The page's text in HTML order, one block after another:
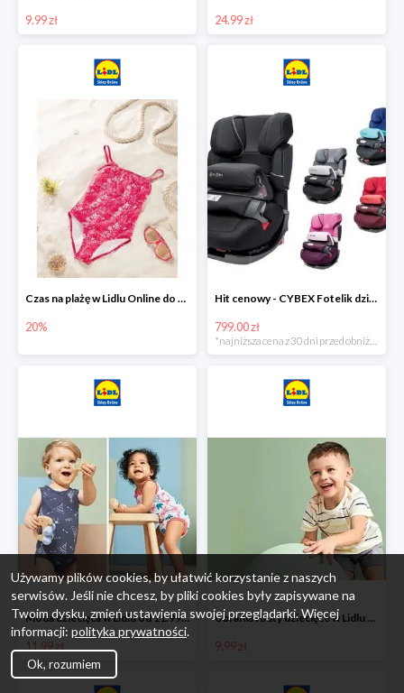
9.99 zł 24.99 zł
Czas na plażę w Lidlu Online do -20%
20%
Hit cenowy - CYBEX Fotelik dziecięcy samochodowy Pallasfix grupa I-III, 9-36 kg
799.00 zł
Moda dziecięca w Lidlu od 11.99 zł
11.99 zł
Ubrania i buty dziecięce w Lidlu Online od 9,99 zł
9.99 zł
Używamy plików cookies, by ułatwić korzystanie z naszych
serwisów. Jeśli nie chcesz, by pliki cookies były zapisywane na
Twoim dysku, zmień ustawienia swojej przeglądarki. Więcej
informacji: polityka prywatności.
Ok, rozumiem